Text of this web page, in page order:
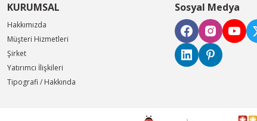
KURUMSAL
Hakkımızda
Müşteri Hizmetleri
Şirket
Yatırımcı İlişkileri
Tipografi / Hakkında
Sosyal Medya